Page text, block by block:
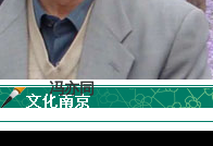
冯亦同